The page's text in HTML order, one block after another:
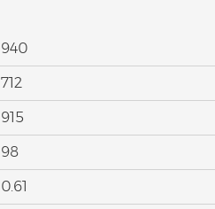
940
712
915
98
0.61